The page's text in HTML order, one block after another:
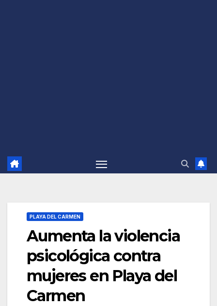
PLAYA DEL CARMEN
Aumenta la violencia
psicológica contra
mujeres en Playa del
Carmen